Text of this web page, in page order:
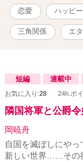
値観と世界を静か
いシンデレラ――
恋愛 ハッピ
三角関係 エ
短編 連載中
お気に入り:28 24h.ポ
隣国将軍と公爵
岡暁舟
自国を滅ぼしにや
新しい世界……その